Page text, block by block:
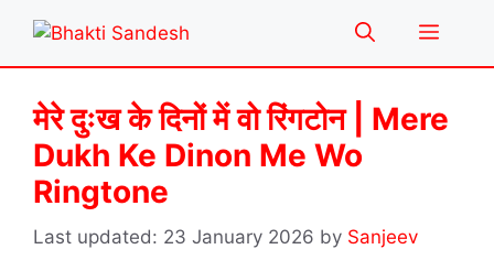
content
Menu
मेरे दुःख के दिनों में वो रिंगटोन | Mere
Dukh Ke Dinon Me Wo
Ringtone
23 January 2026 by Sanjeev